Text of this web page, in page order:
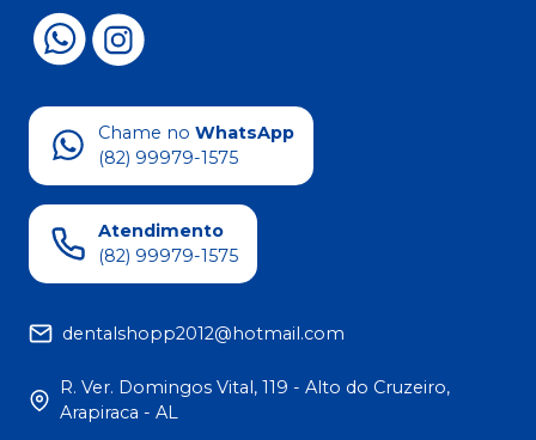
Chame no WhatsApp
(82) 99979-1575
Atendimento
(82) 99979-1575
dentalshopp2012@hotmail.com
R. Ver. Domingos Vital, 119 - Alto do Cruzeiro,
Arapiraca - AL